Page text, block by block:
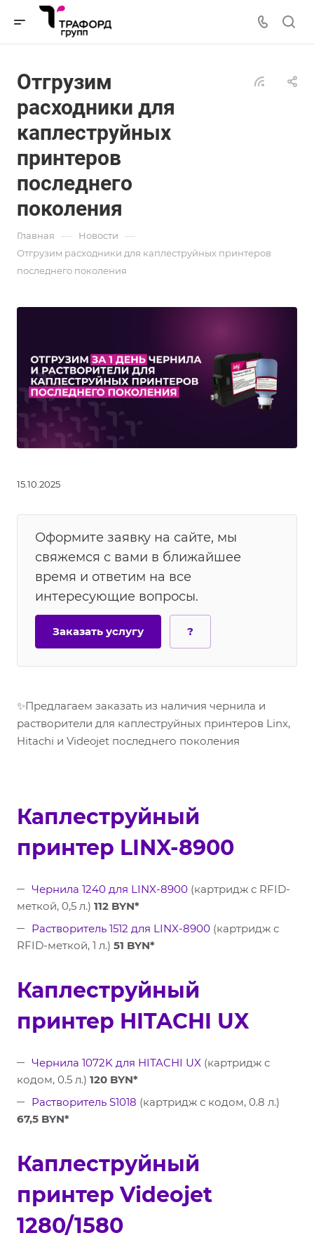
Отгрузим
расходники для
каплеструйных
принтеров
последнего
поколения
Главная — Новости —
Отгрузим расходники для каплеструйных принтеров
последнего поколения
15.10.2025
Оформите заявку на сайте, мы
свяжемся с вами в ближайшее
время и ответим на все
интересующие вопросы.
Заказать услугу ?
✨Предлагаем заказать из наличия чернила и
растворители для каплеструйных принтеров Linx,
Hitachi и Videojet последнего поколения
Каплеструйный
принтер LINX-8900
Чернила 1240 для LINX-8900 (картридж с RFID-
меткой, 0,5 л.) 112 BYN*
Растворитель 1512 для LINX-8900 (картридж с
RFID-меткой, 1 л.) 51 BYN*
Каплеструйный
принтер HITACHI UX
Чернила 1072K для HITACHI UX (картридж с
кодом, 0.5 л.) 120 BYN*
Растворитель S1018 (картридж с кодом, 0.8 л.)
67,5 BYN*
Каплеструйный
принтер Videojet
1280/1580